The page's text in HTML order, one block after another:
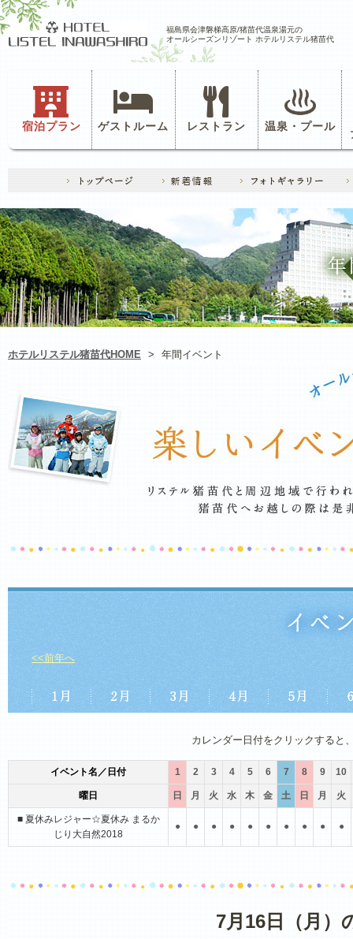
福島県会津磐梯高原/猪苗代温泉湯元の
オールシーズンリゾート ホテルリステル猪苗代
宿泊プラン ゲストルーム レストラン 温泉・プール
ホテルリステル猪苗代HOME > 年間イベント
<<前年へ
カレンダー日付をクリックすると
イベント名／日付 1 2 3 4 5 6 7 8 9 10
曜日 日 月 火 水 木 金 土 日 月 火
■ 夏休みレジャー☆夏休み まるか
じり大自然2018
● ● ● ● ● ● ● ● ● ●
7月16日（月）